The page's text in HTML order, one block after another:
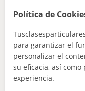
Valdemoro
Profesora
A veces tu niño
hablar inglés
Abeka todos son
Política de
para garantizar el
personalizar el
su eficacia, así
experiencia.